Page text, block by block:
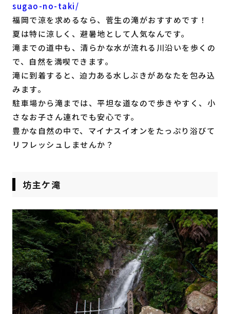
sugao-no-taki/
福岡で涼を求めるなら、菅生の滝がおすすめです！
夏は特に涼しく、避暑地として人気なんです。
滝までの道中も、清らかな水が流れる川沿いを歩くの
で、自然を満喫できます。
滝に到着すると、迫力ある水しぶきがあなたを包み込
みます。
駐車場から滝までは、平坦な道なので歩きやすく、小
さなお子さん連れでも安心です。
豊かな自然の中で、マイナスイオンをたっぷり浴びて
リフレッシュしませんか？
坊主ケ滝